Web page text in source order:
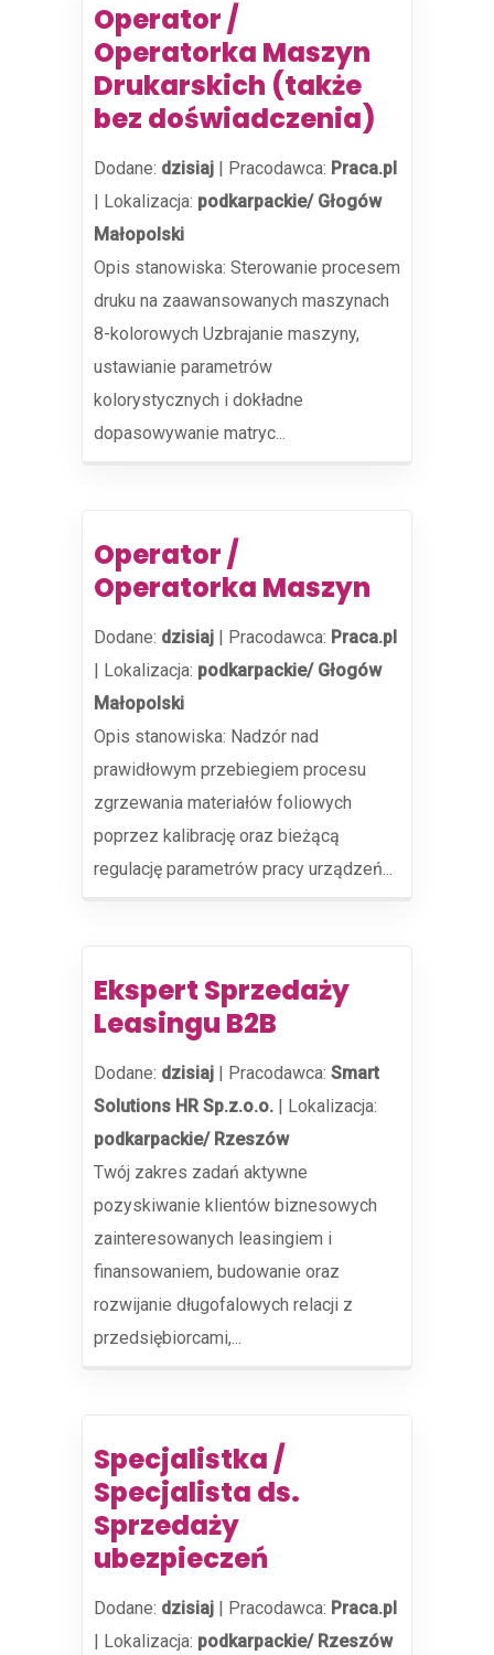
Operator /
Operatorka Maszyn
Drukarskich (także
bez doświadczenia)
Dodane: dzisiaj | Pracodawca: Praca.pl
| Lokalizacja: podkarpackie/ Głogów
Małopolski
Opis stanowiska: Sterowanie procesem
druku na zaawansowanych maszynach
8-kolorowych Uzbrajanie maszyny,
ustawianie parametrów
kolorystycznych i dokładne
dopasowywanie matryc...
Operator /
Operatorka Maszyn
Dodane: dzisiaj | Pracodawca: Praca.pl
| Lokalizacja: podkarpackie/ Głogów
Małopolski
Opis stanowiska: Nadzór nad
prawidłowym przebiegiem procesu
zgrzewania materiałów foliowych
poprzez kalibrację oraz bieżącą
regulację parametrów pracy urządzeń...
Ekspert Sprzedaży
Leasingu B2B
Dodane: dzisiaj | Pracodawca: Smart
Solutions HR Sp.z.o.o. | Lokalizacja:
podkarpackie/ Rzeszów
Twój zakres zadań aktywne
pozyskiwanie klientów biznesowych
zainteresowanych leasingiem i
finansowaniem, budowanie oraz
rozwijanie długofalowych relacji z
przedsiębiorcami,...
Specjalistka /
Specjalista ds.
Sprzedaży
ubezpieczeń
Dodane: dzisiaj | Pracodawca: Praca.pl
| Lokalizacja: podkarpackie/ Rzeszów